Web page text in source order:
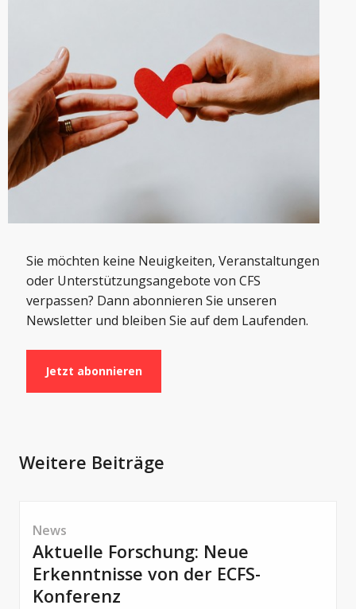
Sie möchten keine Neuigkeiten, Veranstaltungen
oder Unterstützungsangebote von CFS
verpassen? Dann abonnieren Sie unseren
Newsletter und bleiben Sie auf dem Laufenden.
Jetzt abonnieren
Weitere Beiträge
News
Aktuelle Forschung: Neue
Erkenntnisse von der ECFS-
Konferenz